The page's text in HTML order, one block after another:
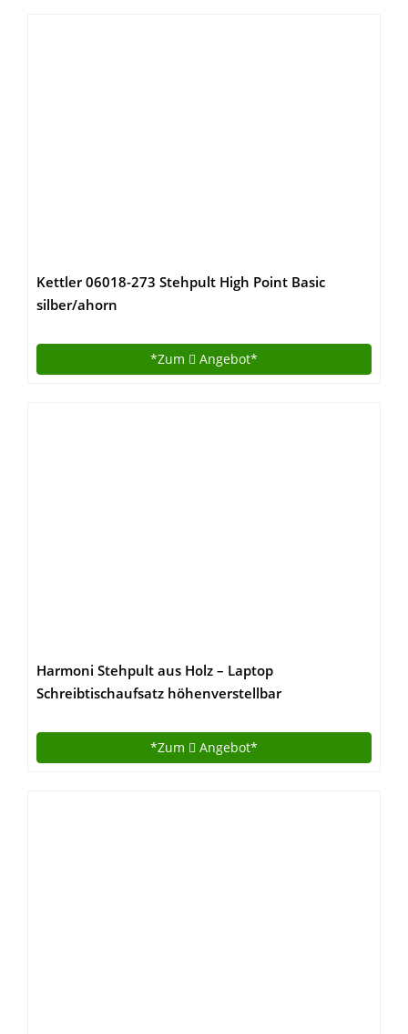
Kettler 06018-273 Stehpult High Point Basic
silber/ahorn
*Zum Angebot*
Harmoni Stehpult aus Holz – Laptop
Schreibtischaufsatz höhenverstellbar
Home Office
*Zum Angebot*